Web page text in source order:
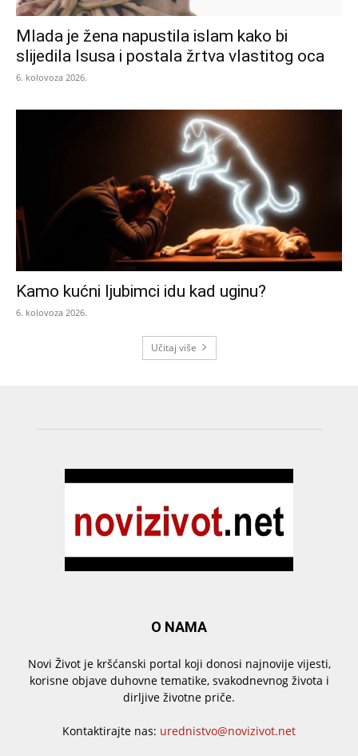
Mlada je žena napustila islam kako bi
slijedila Isusa i postala žrtva vlastitog oca
6. kolovoza 2026.
Kamo kućni ljubimci idu kad uginu?
6. kolovoza 2026.
Učitaj više
O NAMA
Novi Život je kršćanski portal koji donosi najnovije vijesti,
korisne objave duhovne tematike, svakodnevnog života i
dirljive životne priče.
Kontaktirajte nas: urednistvo@novizivot.net